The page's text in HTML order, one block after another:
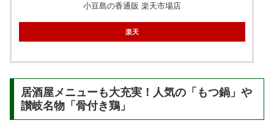
小豆島の香通販 楽天市場店
楽天
居酒屋メニューも大充実！人気の「もつ鍋」や
讃岐名物「骨付き鶏」